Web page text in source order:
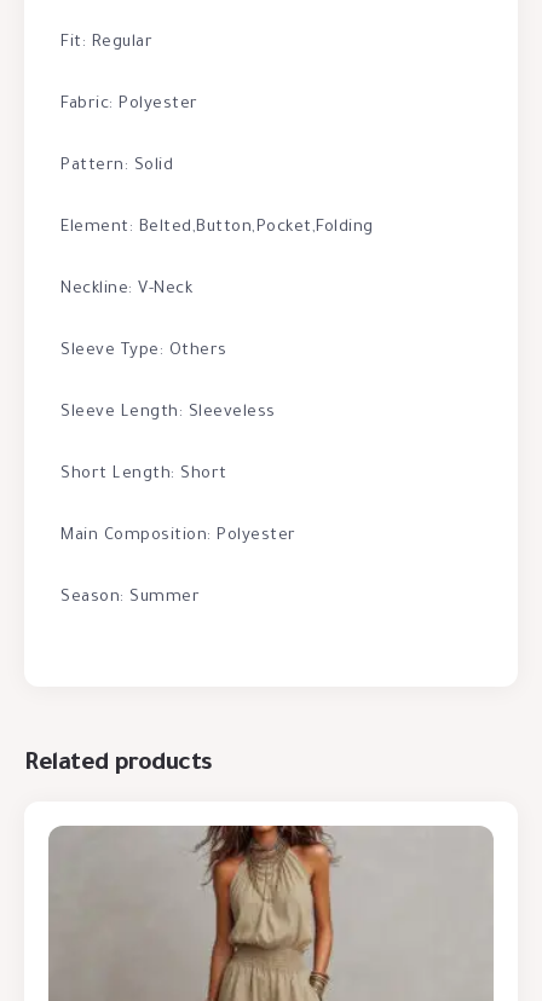
Fit: Regular
Fabric: Polyester
Pattern: Solid
Element: Belted,Button,Pocket,Folding
Neckline: V-Neck
Sleeve Type: Others
Sleeve Length: Sleeveless
Short Length: Short
Main Composition: Polyester
Season: Summer
Related products